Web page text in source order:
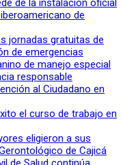
de
jornadas gratuitas de
de emergencias
de manejo especial
responsable
al Ciudadano en
el curso de trabajo en
eligieron a sus
de Cajicá